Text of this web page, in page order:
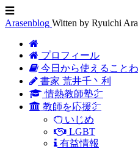
☰
Arasenblog Witten by Ryuichi
プロフィール
今日から使えること
書家 荒井千丶利
情熱教師塾㌻
教師を応援㌻
いじめ
LGBT
有益情報